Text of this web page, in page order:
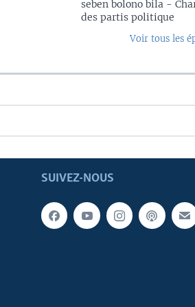
seben bolono bila -
des partis politique
Voir tous les
SUIVEZ-NOUS